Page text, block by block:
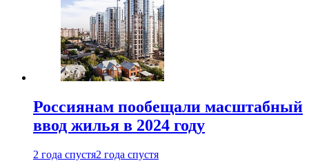
Россиянам пообещали масштабный
ввод жилья в 2024 году
2 года спустя2 года спустя